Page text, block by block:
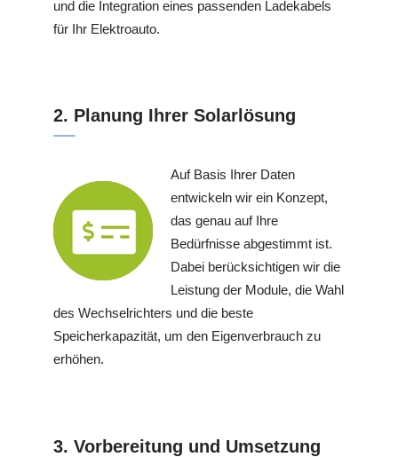
und die Integration eines passenden Ladekabels
für Ihr Elektroauto.
2. Planung Ihrer Solarlösung
Auf Basis Ihrer Daten
entwickeln wir ein Konzept,
das genau auf Ihre
Bedürfnisse abgestimmt ist.
Dabei berücksichtigen wir die
Leistung der Module, die Wahl
des Wechselrichters und die beste
Speicherkapazität, um den Eigenverbrauch zu
erhöhen.
3. Vorbereitung und Umsetzung